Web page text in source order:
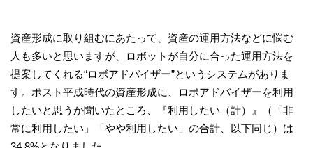
資産形成に取り組むにあたって、資産の運用方法などに悩む
人も多いと思いますが、ロボットが自分に合った運用方法を
提案してくれる“ロボアドバイザー”というシステムがありま
す。ポスト平成時代の資産形成に、ロボアドバイザーを利用
したいと思うか聞いたところ、『利用したい（計）』（「非
常に利用したい」「やや利用したい」の合計、以下同じ）は